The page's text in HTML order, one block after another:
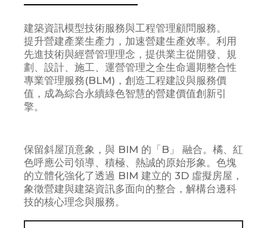
建築資訊模型技術服務與工程管理顧問服務。
提升營建產業生產力，加速營建生產效率。利用
先進技術與經營管理理念，提供業主從開發、規
劃、設計、施工、運營管理之全生命週期整合性
專業管理服務(BLM)，創造工程建設與服務價
值，成為綜合永續綠色智慧的營建價值創新引
擎。
保留斜屋頂意象，與 BIM 的「B」 融合。橘、紅
色呼應公司領導、積極、熱誠的原始形象。色塊
的立體化強化了透過 BIM 建立的 3D 虛擬房屋，
象徵營建與建築資訊多面向的整合，解構台邊科
技的核心理念與服務。